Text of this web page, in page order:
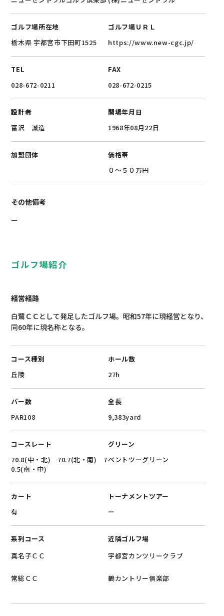
ゴルフ場所在地
栃木県 宇都宮市下田町1525
ゴルフ場ＵＲＬ
https://www.new-cgc.jp/
TEL
028-672-0211
FAX
028-672-0215
設計者
富沢 誠造
開場年月日
1968年08月22日
加盟団体
価格帯
０～５０万円
その他備考
ー
ゴルフ場紹介
経営経路
白鷺ＣＣとして発足したゴルフ場。昭和57年に現経営となり、
同60年に現名称となる。
コース種別
‎丘陵
ホール数
27h
パー数
PAR108
全長
9,383yard
コースレート
70.8(中・北) 70.7(北・南) 7
0.5(南・中)
グリーン
ベントツーグリーン
カート
有
トーナメントツアー
ー
系列コース
真名子ＣＣ
常総ＣＣ
近隣ゴルフ場
宇都宮カンツリークラブ
鶴カントリー倶楽部